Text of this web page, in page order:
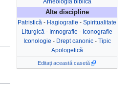
Arheologia biblică
Alte discipline
Patristică - Hagiografie - Spiritualitate
Liturgică - Imnografie - Iconografie
Iconologie - Drept canonic- Tipic
Apologetică
Editați această casetă